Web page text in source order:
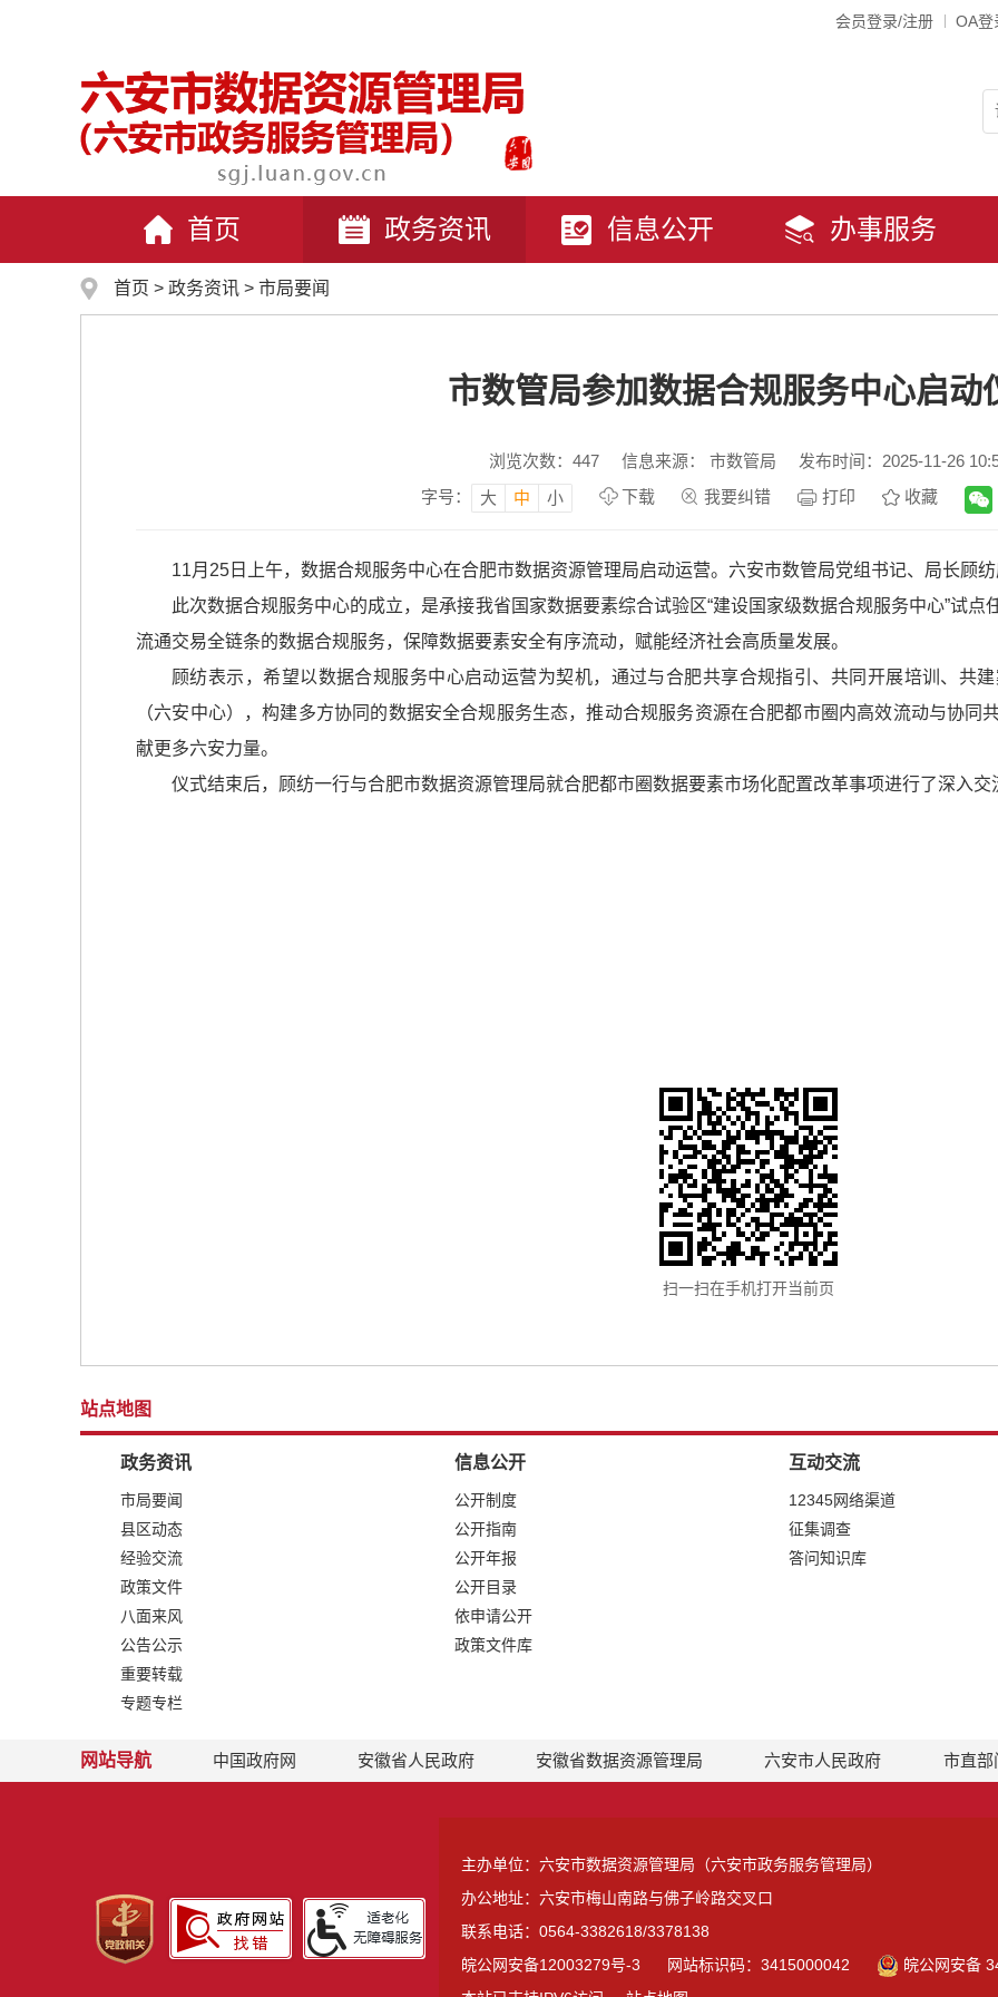
会员登录/注册 OA登
首页 政务资讯 信息公开 办事服务
首页 > 政务资讯 > 市局要闻
市数管局参加数据合规服务中心启动
浏览次数： 447 信息来源： 市数管局
发布时间：2025-11-26
字号：
大 中 小 下载 我要纠错 打印 收藏
11月25日上午，数据合规服务中心在合肥市数据资源管理局启动运营。六安市数管局党组书记、局长顾
此次数据合规服务中心的成立，是承接我省国家数据要素综合试验区“建设国家级数据合规服务中心”试
流通交易全链条的数据合规服务，保障数据要素安全有序流动，赋能经济社会高质量发展。
顾纺表示，希望以数据合规服务中心启动运营为契机，通过与合肥共享合规指引、共同开展培训、共
（六安中心），构建多方协同的数据安全合规服务生态，推动合规服务资源在合肥都市圈内高效流动与协同
献更多六安力量。
仪式结束后，顾纺一行与合肥市数据资源管理局就合肥都市圈数据要素市场化配置改革事项进行了深入交
扫一扫在手机打开当前页
站点地图
政务资讯
市局要闻
县区动态
经验交流
政策文件
八面来风
公告公示
重要转载
专题专栏
信息公开
公开制度
公开指南
公开年报
公开目录
依申请公开
政策文件库
互动交流
12345网络渠道
征集调查
答问知识库
网站导航 中国政府网 安徽省人民政府 安徽省数据资源管理局 六安市人民政府 市直部
主办单位：六安市数据资源管理局（六安市政务服务管理局）
办公地址：六安市梅山南路与佛子岭路交叉口
联系电话：0564-3382618/3378138
皖公网安备12003279号-3
网站标识码：3415000042
皖公网安备